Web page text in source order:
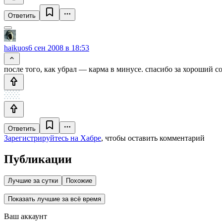
Ответить
haikuos6 сен 2008 в 18:53
после того, как убрал — карма в минусе. спасибо за хороший
Ответить
Зарегистрируйтесь на Хабре, чтобы оставить комментарий
Публикации
Лучшие за сутки Похожие
Показать лучшие за всё время
Ваш аккаунт